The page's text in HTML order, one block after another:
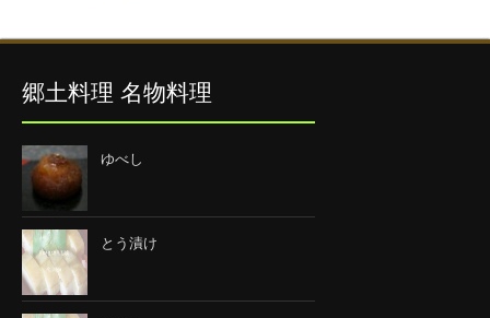
郷土料理 名物料理
ゆべし
とう漬け